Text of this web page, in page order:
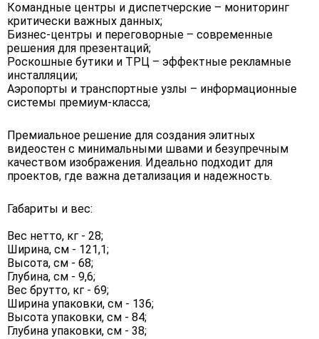
Командные центры и диспетчерские – мониторинг
критически важных данных;
Бизнес-центры и переговорные – современные
решения для презентаций;
Роскошные бутики и ТРЦ – эффектные рекламные
инсталляции;
Аэропорты и транспортные узлы – информационные
системы премиум-класса;
Премиальное решение для создания элитных
видеостен с минимальными швами и безупречным
качеством изображения. Идеально подходит для
проектов, где важна детализация и надежность.
Габариты и вес:
Вес нетто, кг - 28;
Ширина, см - 121,1;
Высота, см - 68;
Глубина, см - 9,6;
Вес брутто, кг - 69;
Ширина упаковки, см - 136;
Высота упаковки, см - 84;
Глубина упаковки, см - 38;